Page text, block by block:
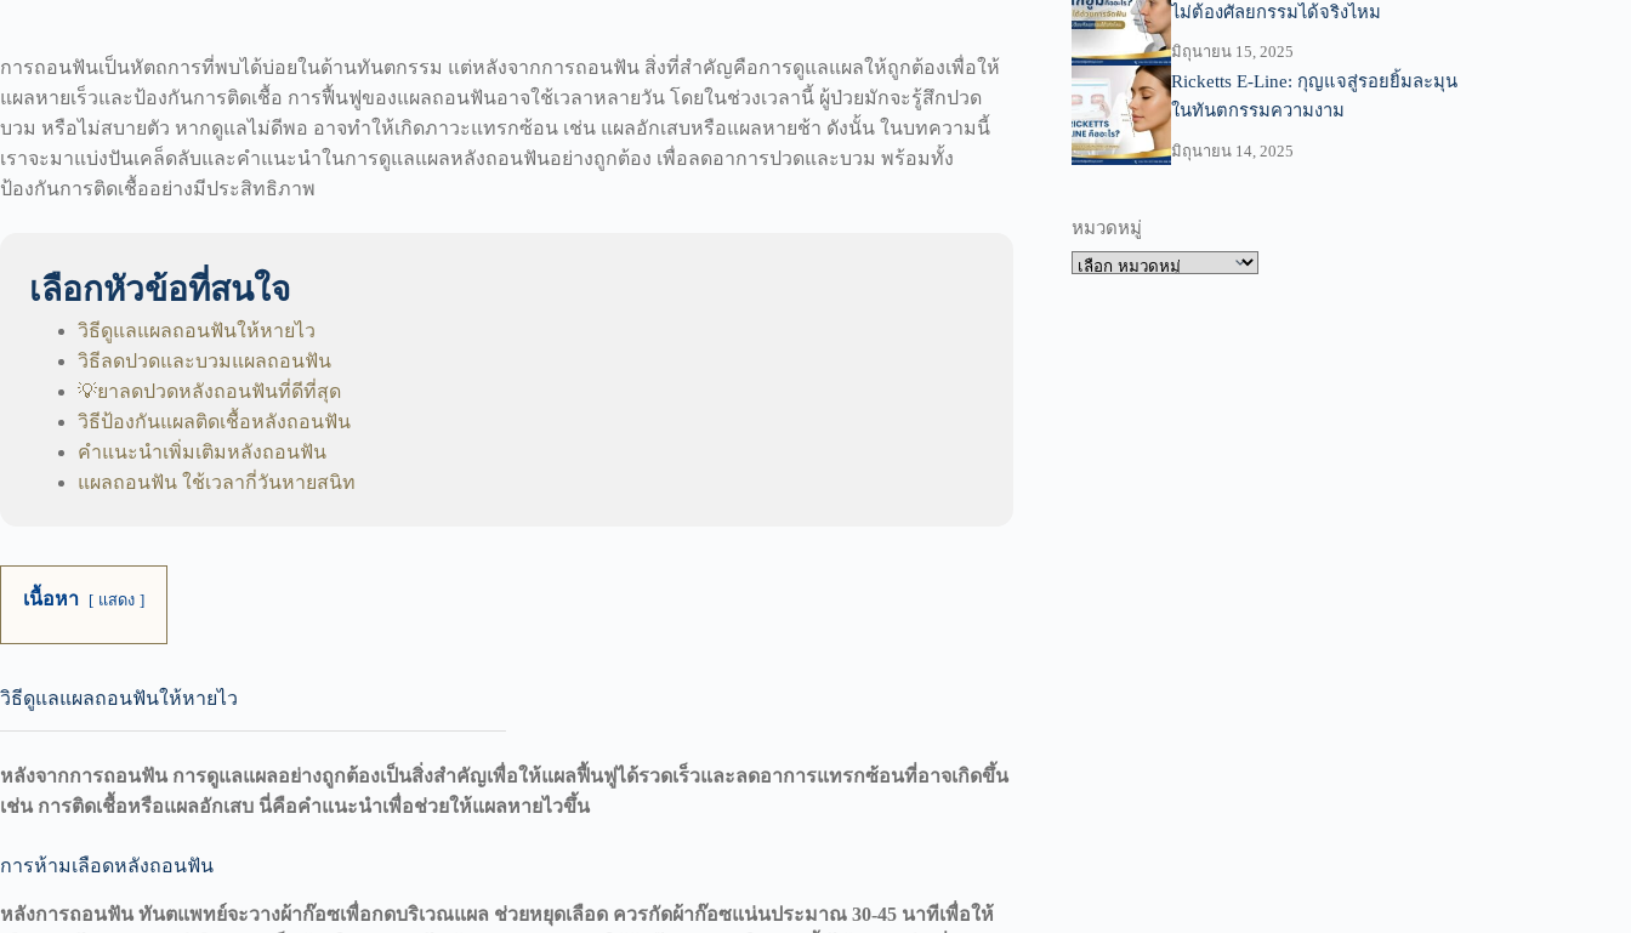
การถอนฟันเป็นหัตถการที่พบได้บ่อยในด้านทันตกรรม แต่หลังจากการถอนฟัน สิ่งที่สำคัญคือการดูแลแผลให้ถูกต้องเพื่อให้
แผลหายเร็วและป้องกันการติดเชื้อ การฟื้นฟูของแผลถอนฟันอาจใช้เวลาหลายวัน โดยในช่วงเวลานี้ ผู้ป่วยมักจะรู้สึกปวด
บวม หรือไม่สบายตัว หากดูแลไม่ดีพอ อาจทำให้เกิดภาวะแทรกซ้อน เช่น แผลอักเสบหรือแผลหายช้า ดังนั้น ในบทความนี้
เราจะมาแบ่งปันเคล็ดลับและคำแนะนำในการดูแลแผลหลังถอนฟันอย่างถูกต้อง เพื่อลดอาการปวดและบวม พร้อมทั้ง
ป้องกันการติดเชื้ออย่างมีประสิทธิภาพ
เลือกหัวข้อที่สนใจ
วิธีดูแลแผลถอนฟันให้หายไว
วิธีลดปวดและบวมแผลถอนฟัน
💡ยาลดปวดหลังถอนฟันที่ดีที่สุด
วิธีป้องกันแผลติดเชื้อหลังถอนฟัน
คำแนะนำเพิ่มเติมหลังถอนฟัน
แผลถอนฟัน ใช้เวลากี่วันหายสนิท
เนื้อหา แสดง
วิธีดูแลแผลถอนฟันให้หายไว
หลังจากการถอนฟัน การดูแลแผลอย่างถูกต้องเป็นสิ่งสำคัญเพื่อให้แผลฟื้นฟูได้รวดเร็วและลดอาการแทรกซ้อนที่อาจเกิดขึ้น
เช่น การติดเชื้อหรือแผลอักเสบ นี่คือคำแนะนำเพื่อช่วยให้แผลหายไวขึ้น
การห้ามเลือดหลังถอนฟัน
หลังการถอนฟัน ทันตแพทย์จะวางผ้าก๊อซเพื่อกดบริเวณแผล ช่วยหยุดเลือด ควรกัดผ้าก๊อซแน่นประมาณ 30-45 นาทีเพื่อให้
ไม่ต้องศัลยกรรมได้จริงไหม
มิถุนายน 15, 2025
Ricketts E-Line: กุญแจสู่รอยยิ้มละมุน
ในทันตกรรมความงาม
มิถุนายน 14, 2025
หมวดหมู่